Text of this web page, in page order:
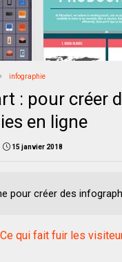
infographie
: pour créer
en ligne
15 janvier 2018
pour créer des
qui fait fuir les